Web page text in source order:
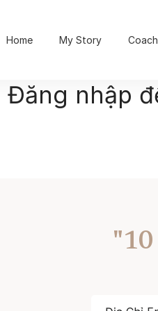
Home My Story
Đăng nhập
"10